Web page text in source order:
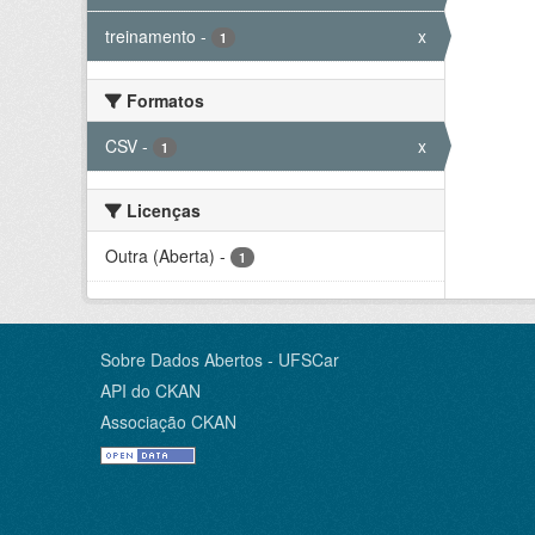
treinamento - 1 x
Formatos
CSV - 1 x
Licenças
Outra (Aberta) - 1
Sobre Dados Abertos - UFSCar
API do CKAN
Associação CKAN